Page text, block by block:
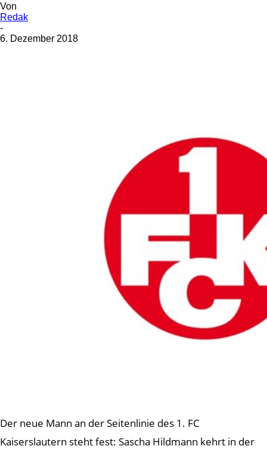
Von
Redak
-
6. Dezember 2018
Der neue Mann an der Seitenlinie des 1. FC
Kaiserslautern steht fest: Sascha Hildmann kehrt in der